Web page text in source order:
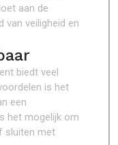
aan de
van veiligheid en
biedt veel
is het
een
het mogelijk om
sluiten met